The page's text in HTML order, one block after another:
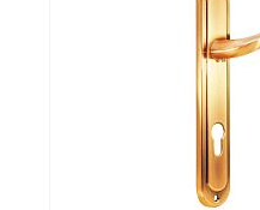
Купить в 1 клик